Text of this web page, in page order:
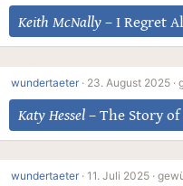
Keith McNally – I Regret
wundertaeter · 23. August 2025 ·
Katy Hessel – The Story
wundertaeter · 11. Juli 2025 ·